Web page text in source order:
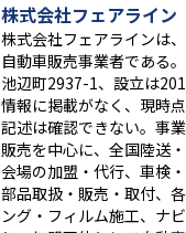
株式会社フェアライン
株式会社フェアラインは
自動車販売事業者である
池辺町2937-1、設立は
情報に掲載がなく、現時
記述は確認できない。事
販売を中心に、全国陸送
会場の加盟・代行、車検
部品取扱・販売・取付、
ング・フィルム施工、ナ